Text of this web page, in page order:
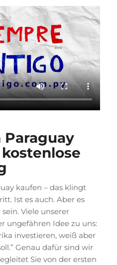
kaufen – das klingt
Ist es auch. Aber es
Viele unserer
ungefähren Idee zu uns:
investieren, weiß aber
Genau dafür sind wir
Sie von der ersten